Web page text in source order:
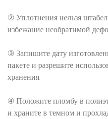
② Уплотнения нельзя
избежание необратимой
③ Запишите дату
пакете и разрешите
хранения.
④ Положите пломбу в
и храните в темном и